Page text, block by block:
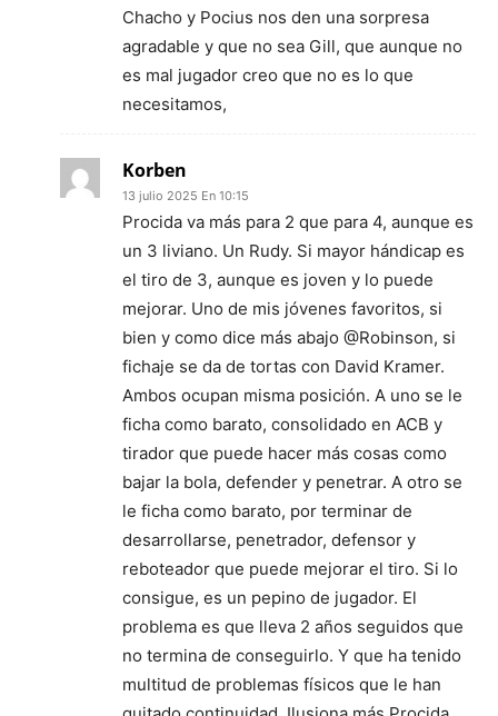
Chacho y Pocius nos den una sorpresa
agradable y que no sea Gill, que aunque no
es mal jugador creo que no es lo que
necesitamos,
Korben
13 julio 2025 En 10:15
Procida va más para 2 que para 4, aunque es
un 3 liviano. Un Rudy. Si mayor hándicap es
el tiro de 3, aunque es joven y lo puede
mejorar. Uno de mis jóvenes favoritos, si
bien y como dice más abajo @Robinson, si
fichaje se da de tortas con David Kramer.
Ambos ocupan misma posición. A uno se le
ficha como barato, consolidado en ACB y
tirador que puede hacer más cosas como
bajar la bola, defender y penetrar. A otro se
le ficha como barato, por terminar de
desarrollarse, penetrador, defensor y
reboteador que puede mejorar el tiro. Si lo
consigue, es un pepino de jugador. El
problema es que lleva 2 años seguidos que
no termina de conseguirlo. Y que ha tenido
multitud de problemas físicos que le han